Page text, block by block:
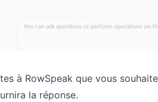
à RowSpeak que vous
la réponse.